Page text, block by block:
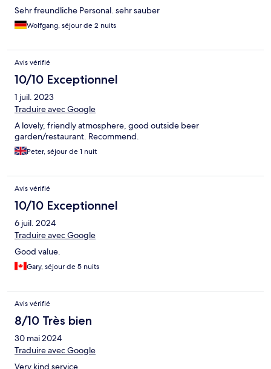
Sehr freundliche Personal. sehr sauber
Wolfgang, séjour de 2 nuits
Avis vérifié
10/10 Exceptionnel
1 juil. 2023
Traduire avec Google
A lovely, friendly atmosphere, good outside beer
garden/restaurant. Recommend.
Peter, séjour de 1 nuit
Avis vérifié
10/10 Exceptionnel
6 juil. 2024
Traduire avec Google
Good value.
Gary, séjour de 5 nuits
Avis vérifié
8/10 Très bien
30 mai 2024
Traduire avec Google
Very kind service.